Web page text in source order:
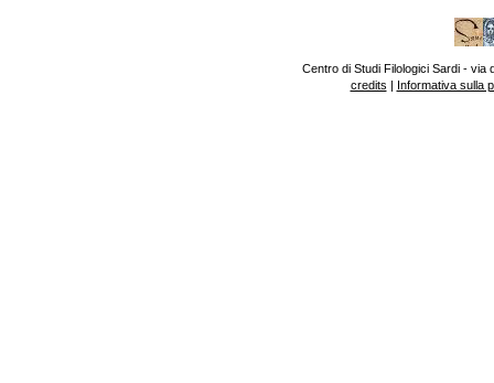
Centro di Studi Filologici Sardi - via
credits | Informativa sulla